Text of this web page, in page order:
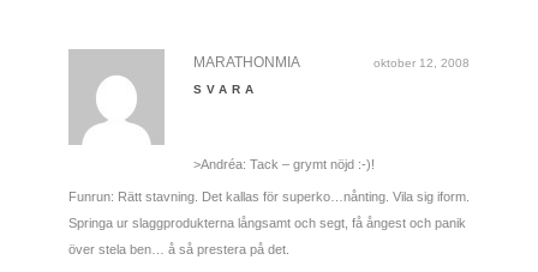
oktober 12, 2008
MARATHONMIA
SVARA
>Andréa: Tack – grymt nöjd :-)!
Funrun: Rätt stavning. Det kallas för superko…nånting. Vila sig iform.
Springa ur slaggprodukterna långsamt och segt, få ångest och panik
över stela ben… å så prestera på det.